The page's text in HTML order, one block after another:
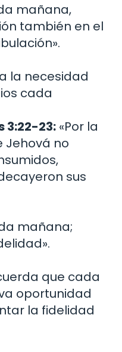
mañana,
también en el
la necesidad
cada
3:22-23: «Por la
Jehová no
sus
mañana;
que cada
oportunidad
la fidelidad